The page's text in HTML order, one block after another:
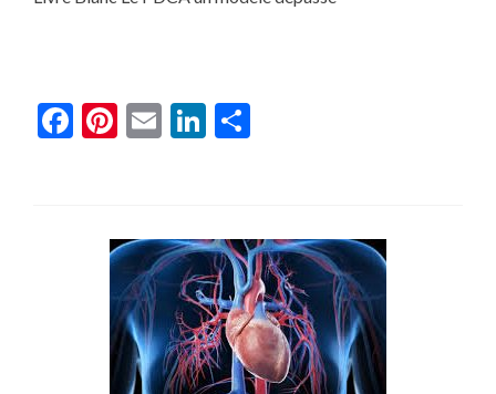
Facebook
Pinterest
EmailLinkedIn